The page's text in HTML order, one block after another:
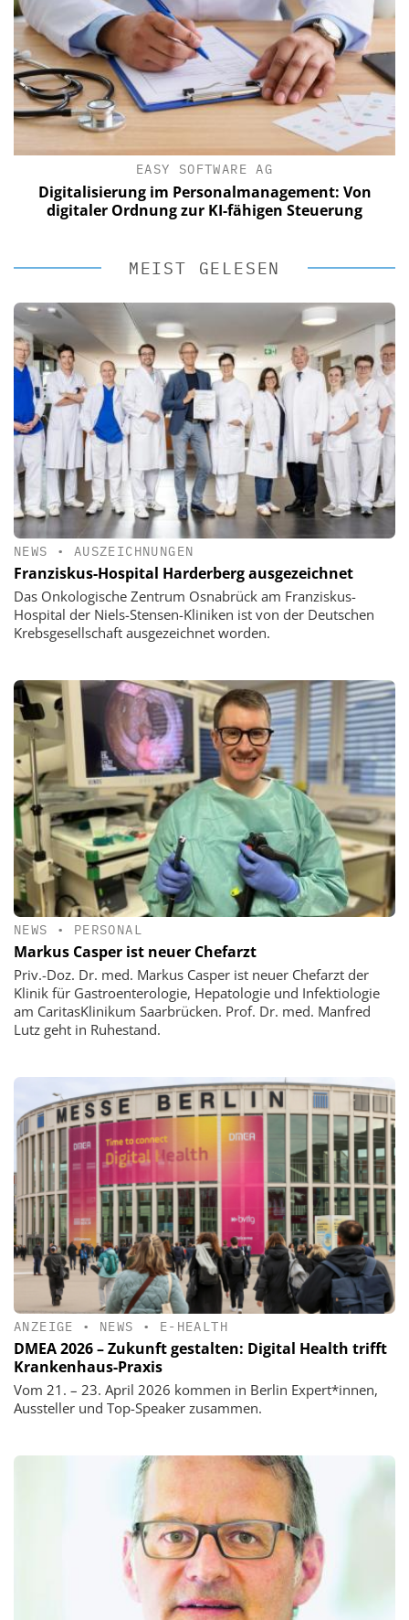
EASY SOFTWARE AG
Digitalisierung im Personalmanagement: Von
digitaler Ordnung zur KI-fähigen Steuerung
MEIST GELESEN
NEWS • AUSZEICHNUNGEN
Franziskus-Hospital Harderberg ausgezeichnet
Das Onkologische Zentrum Osnabrück am Franziskus-
Hospital der Niels-Stensen-Kliniken ist von der Deutschen
Krebsgesellschaft ausgezeichnet worden.
NEWS • PERSONAL
Markus Casper ist neuer Chefarzt
Priv.-Doz. Dr. med. Markus Casper ist neuer Chefarzt der
Klinik für Gastroenterologie, Hepatologie und Infektiologie
am CaritasKlinikum Saarbrücken. Prof. Dr. med. Manfred
Lutz geht in Ruhestand.
ANZEIGE • NEWS • E-HEALTH
DMEA 2026 – Zukunft gestalten: Digital Health trifft
Krankenhaus-Praxis
Vom 21. – 23. April 2026 kommen in Berlin Expert*innen,
Aussteller und Top-Speaker zusammen.